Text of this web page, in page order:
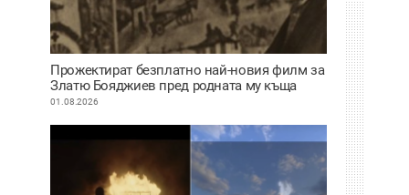
Прожектират безплатно най-новия филм за
Златю Бояджиев пред родната му къща
01.08.2026